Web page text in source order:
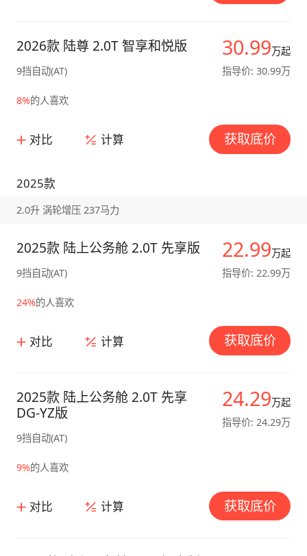
30.99万起
指导价: 30.99万
2026款 陆尊 2.0T 智享和悦版
9挡自动(AT)
8%的人喜欢
对比 计算 获取底价
2025款
2.0升 涡轮增压 237马力
22.99万起
指导价: 22.99万
2025款 陆上公务舱 2.0T 先享版
9挡自动(AT)
24%的人喜欢
对比 计算 获取底价
24.29万起
指导价: 24.29万
2025款 陆上公务舱 2.0T 先享
DG-YZ版
9挡自动(AT)
9%的人喜欢
对比 计算 获取底价